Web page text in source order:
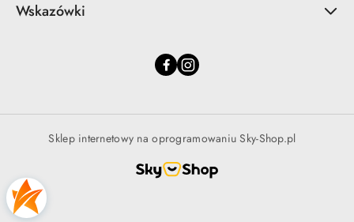
Wskazówki
Sklep internetowy na oprogramowaniu Sky-Shop.pl